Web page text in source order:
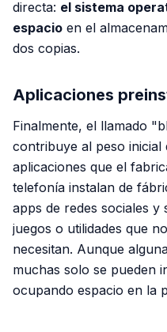
directa: el sistema
espacio en el
dos copias.
Aplicaciones
Finalmente, el llamado
contribuye al peso inicial
aplicaciones que el
telefonía instalan de
apps de redes sociales y
juegos o utilidades que
necesitan. Aunque
muchas solo se pueden
ocupando espacio en la